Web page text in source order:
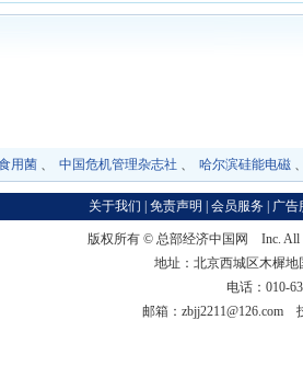
链
用菌 、 中国危机管理杂志社 、 哈尔滨硅能电磁
关于我们 免责声明 会员服务 广告
版权所有 © 总部经济中国网
Inc. All
地址：北京西城区木樨
电话：010-
邮箱：zbjj2211@126.com